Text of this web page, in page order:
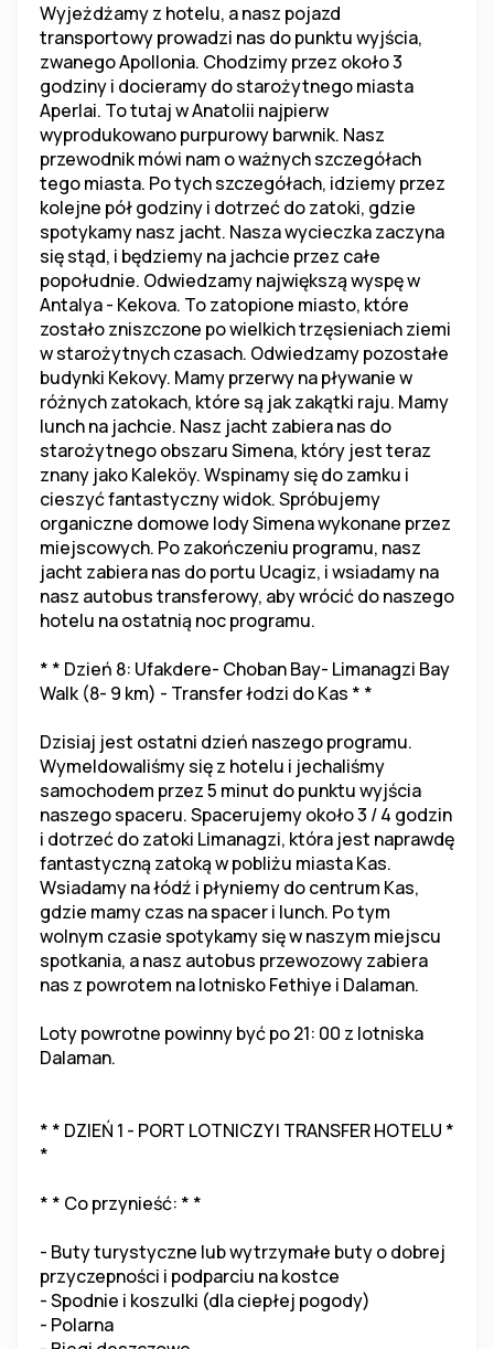
Wyjeżdżamy z hotelu, a nasz pojazd
transportowy prowadzi nas do punktu wyjścia,
zwanego Apollonia. Chodzimy przez około 3
godziny i docieramy do starożytnego miasta
Aperlai. To tutaj w Anatolii najpierw
wyprodukowano purpurowy barwnik. Nasz
przewodnik mówi nam o ważnych szczegółach
tego miasta. Po tych szczegółach, idziemy przez
kolejne pół godziny i dotrzeć do zatoki, gdzie
spotykamy nasz jacht. Nasza wycieczka zaczyna
się stąd, i będziemy na jachcie przez całe
popołudnie. Odwiedzamy największą wyspę w
Antalya - Kekova. To zatopione miasto, które
zostało zniszczone po wielkich trzęsieniach ziemi
w starożytnych czasach. Odwiedzamy pozostałe
budynki Kekovy. Mamy przerwy na pływanie w
różnych zatokach, które są jak zakątki raju. Mamy
lunch na jachcie. Nasz jacht zabiera nas do
starożytnego obszaru Simena, który jest teraz
znany jako Kaleköy. Wspinamy się do zamku i
cieszyć fantastyczny widok. Spróbujemy
organiczne domowe lody Simena wykonane przez
miejscowych. Po zakończeniu programu, nasz
jacht zabiera nas do portu Ucagiz, i wsiadamy na
nasz autobus transferowy, aby wrócić do naszego
hotelu na ostatnią noc programu.
* * Dzień 8: Ufakdere- Choban Bay- Limanagzi Bay
Walk (8- 9 km) - Transfer łodzi do Kas * *
Dzisiaj jest ostatni dzień naszego programu.
Wymeldowaliśmy się z hotelu i jechaliśmy
samochodem przez 5 minut do punktu wyjścia
naszego spaceru. Spacerujemy około 3 / 4 godzin
i dotrzeć do zatoki Limanagzi, która jest naprawdę
fantastyczną zatoką w pobliżu miasta Kas.
Wsiadamy na łódź i płyniemy do centrum Kas,
gdzie mamy czas na spacer i lunch. Po tym
wolnym czasie spotykamy się w naszym miejscu
spotkania, a nasz autobus przewozowy zabiera
nas z powrotem na lotnisko Fethiye i Dalaman.
Loty powrotne powinny być po 21: 00 z lotniska
Dalaman.
* * DZIEŃ 1 - PORT LOTNICZY I TRANSFER HOTELU *
*
* * Co przynieść: * *
- Buty turystyczne lub wytrzymałe buty o dobrej
przyczepności i podparciu na kostce
- Spodnie i koszulki (dla ciepłej pogody)
- Polarna